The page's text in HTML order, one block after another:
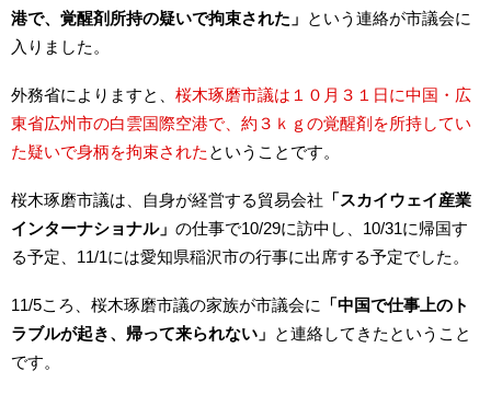
港で、覚醒剤所持の疑いで拘束された」 という連絡が市議会に
入りました。
外務省によりますと、 桜木琢磨市議は１０月３１日に中国・広
東省広州市の白雲国際空港で、約３ｋｇの覚醒剤を所持してい
た疑いで身柄を拘束された ということです。
桜木琢磨市議は、自身が経営する貿易会社 「スカイウェイ産業
インターナショナル」 の仕事で10/29に訪中し、10/31に帰国す
る予定、11/1には愛知県稲沢市の行事に出席する予定でした。
11/5ころ、桜木琢磨市議の家族が市議会に
「中国で仕事上のト
ラブルが起き、帰って来られない」 と連絡してきたということ
です。